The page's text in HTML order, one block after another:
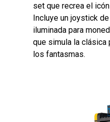
set que recrea el
Incluye un joystick
iluminada para
que simula la clásica
los fantasmas.